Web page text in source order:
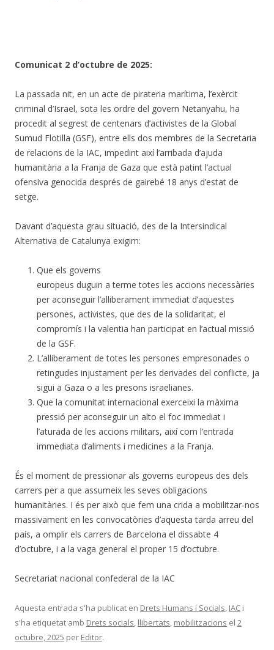
Comunicat 2 d’octubre de 2025:
La passada nit, en un acte de pirateria marítima, l’exèrcit
criminal d’Israel, sota les ordre del govern Netanyahu, ha
procedit al segrest de centenars d’activistes de la Global
Sumud Flotilla (GSF), entre ells dos membres de la Secretaria
de relacions de la IAC, impedint així l’arribada d’ajuda
humanitària a la Franja de Gaza que està patint l’actual
ofensiva genocida després de gairebé 18 anys d’estat de
setge.
Davant d’aquesta grau situació, des de la Intersindical
Alternativa de Catalunya exigim:
Que els governs
europeus duguin a terme totes les accions necessàries
per aconseguir l’alliberament immediat d’aquestes
persones, activistes, que des de la solidaritat, el
compromís i la valentia han participat en l’actual missió
de la GSF.
L’alliberament de totes les persones empresonades o
retingudes injustament per les derivades del conflicte, ja
sigui a Gaza o a les presons israelianes.
Que la comunitat internacional exerceixi la màxima
pressió per aconseguir un alto el foc immediat i
l’aturada de les accions militars, així com l’entrada
immediata d’aliments i medicines a la Franja.
És el moment de pressionar als governs europeus des dels
carrers per a que assumeix les seves obligacions
humanitàries. I és per això que fem una crida a mobilitzar-nos
massivament en les convocatòries d’aquesta tarda arreu del
país, a omplir els carrers de Barcelona el dissabte 4
d’octubre, i a la vaga general el proper 15 d’octubre.
Secretariat nacional confederal de la IAC
Aquesta entrada s'ha publicat en Drets Humans i Socials IAC i
s'ha etiquetat amb Drets socials llibertats mobilitzacions el 2
octubre, 2025 per Editor.